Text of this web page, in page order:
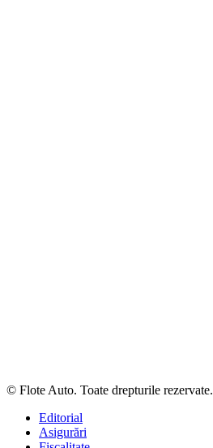
© Flote Auto. Toate drepturile rezervate.
Editorial
Asigurări